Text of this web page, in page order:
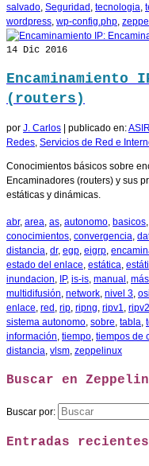
salvado, Seguridad , tecnologia,
wordpress, wp-config.php,
14 Dic 2016
Encaminamiento
(routers)
por J. Carlos publicado en:ASIR
Redes, Servicios de Red e
Conocimientos básicos sobre
Encaminadores (routers) y sus
estáticas y dinámicas.
abr, area, as, autonomo, basicos,
conocimientos, convergencia,
distancia, dr, egp, eigrp,
estado del enlace, estática,
inundacion, IP, is-is, manual ,
multidifusión, network, nivel 3, osi
enlace, red , rip, ripng, ripv1, ripv2
sistema autonomo, sobre, tabla,
información, tiempo, tiempos de
distancia, vlsm, zeppelinux
Buscar en
Buscar por:
Entradas recientes